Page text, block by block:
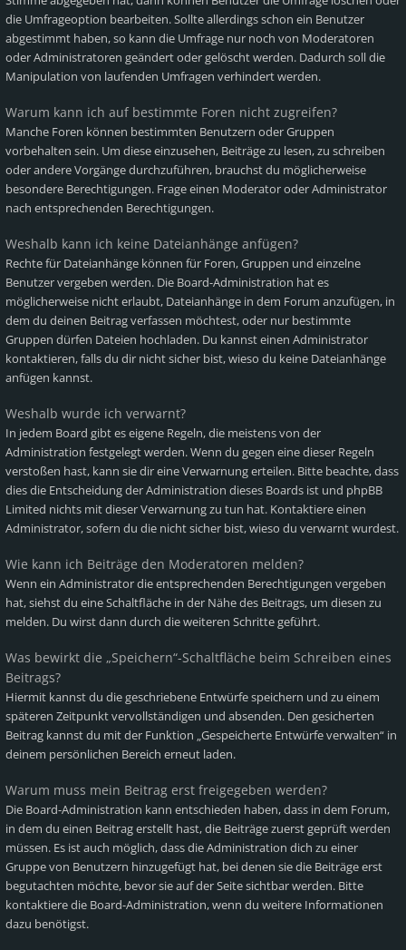
die Umfrageoption bearbeiten. Sollte allerdings schon ein Benutzer
abgestimmt haben, so kann die Umfrage nur noch von Moderatoren
oder Administratoren geändert oder gelöscht werden. Dadurch soll die
Manipulation von laufenden Umfragen verhindert werden.
Warum kann ich auf bestimmte Foren nicht zugreifen?
Manche Foren können bestimmten Benutzern oder Gruppen
vorbehalten sein. Um diese einzusehen, Beiträge zu lesen, zu schreiben
oder andere Vorgänge durchzuführen, brauchst du möglicherweise
besondere Berechtigungen. Frage einen Moderator oder Administrator
nach entsprechenden Berechtigungen.
Weshalb kann ich keine Dateianhänge anfügen?
Rechte für Dateianhänge können für Foren, Gruppen und einzelne
Benutzer vergeben werden. Die Board-Administration hat es
möglicherweise nicht erlaubt, Dateianhänge in dem Forum anzufügen, in
dem du deinen Beitrag verfassen möchtest, oder nur bestimmte
Gruppen dürfen Dateien hochladen. Du kannst einen Administrator
kontaktieren, falls du dir nicht sicher bist, wieso du keine Dateianhänge
anfügen kannst.
Weshalb wurde ich verwarnt?
In jedem Board gibt es eigene Regeln, die meistens von der
Administration festgelegt werden. Wenn du gegen eine dieser Regeln
verstoßen hast, kann sie dir eine Verwarnung erteilen. Bitte beachte, dass
dies die Entscheidung der Administration dieses Boards ist und phpBB
Limited nichts mit dieser Verwarnung zu tun hat. Kontaktiere einen
Administrator, sofern du die nicht sicher bist, wieso du verwarnt wurdest.
Wie kann ich Beiträge den Moderatoren melden?
Wenn ein Administrator die entsprechenden Berechtigungen vergeben
hat, siehst du eine Schaltfläche in der Nähe des Beitrags, um diesen zu
melden. Du wirst dann durch die weiteren Schritte geführt.
Was bewirkt die „Speichern“-Schaltfläche beim Schreiben eines
Beitrags?
Hiermit kannst du die geschriebene Entwürfe speichern und zu einem
späteren Zeitpunkt vervollständigen und absenden. Den gesicherten
Beitrag kannst du mit der Funktion „Gespeicherte Entwürfe verwalten“ in
deinem persönlichen Bereich erneut laden.
Warum muss mein Beitrag erst freigegeben werden?
Die Board-Administration kann entschieden haben, dass in dem Forum,
in dem du einen Beitrag erstellt hast, die Beiträge zuerst geprüft werden
müssen. Es ist auch möglich, dass die Administration dich zu einer
Gruppe von Benutzern hinzugefügt hat, bei denen sie die Beiträge erst
begutachten möchte, bevor sie auf der Seite sichtbar werden. Bitte
kontaktiere die Board-Administration, wenn du weitere Informationen
dazu benötigst.